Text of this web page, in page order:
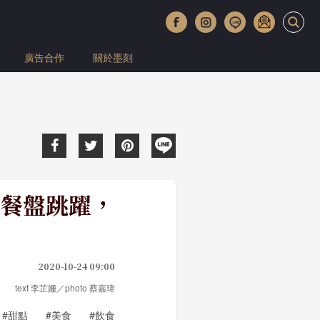
廣告合作 關於墨刻
盤跳躍，
2020-10-24 09:00
text 李芷姍／photo 蔡嘉瑋
#甜點 #美食 #飲食